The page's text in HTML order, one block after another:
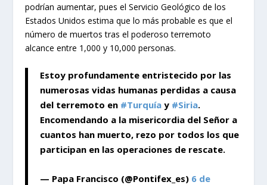
podrían aumentar, pues el Servicio Geológico de los
Estados Unidos estima que lo más probable es que el
número de muertos tras el poderoso terremoto
alcance entre 1,000 y 10,000 personas.
Estoy profundamente entristecido por las
numerosas vidas humanas perdidas a causa
del terremoto en #Turquía y #Siria.
Encomendando a la misericordia del Señor a
cuantos han muerto, rezo por todos los que
participan en las operaciones de rescate.
— Papa Francisco (@Pontifex_es) 6 de